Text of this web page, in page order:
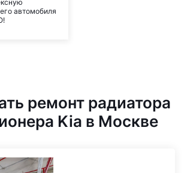
автомобиля
ремонт радиатора
Kia в Москве